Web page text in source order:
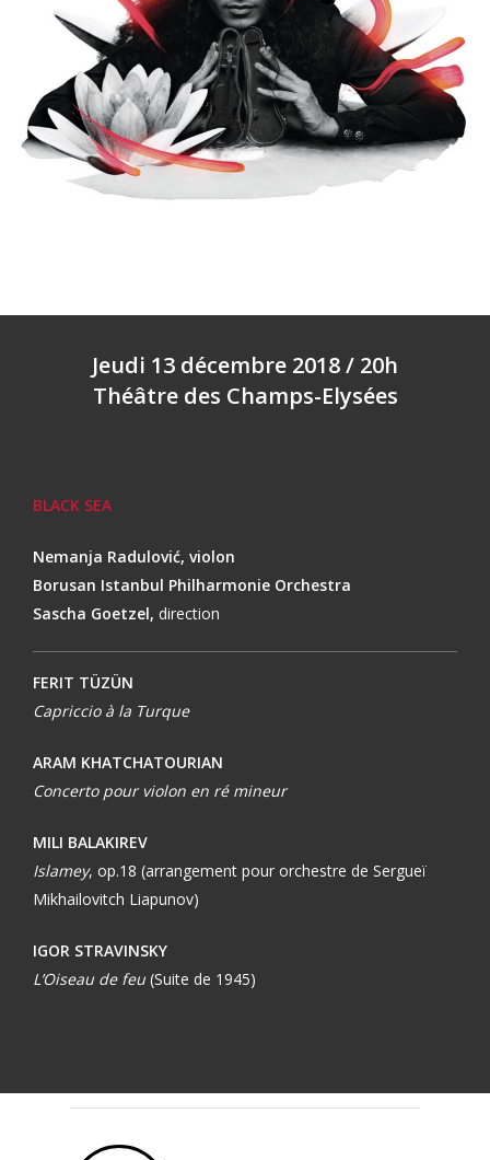
Jeudi 13 décembre 2018 / 20h
Théâtre des Champs-Elysées
BLACK SEA
Nemanja Radulović, violon
Borusan Istanbul Philharmonie Orchestra
Sascha Goetzel,direction
FERIT TÜZÜN
Capriccio à la Turque
ARAM KHATCHATOURIAN
Concerto pour violon en ré mineur
MILI BALAKIREV
Islamey, op.18 (arrangement pour orchestre de Sergueï
Mikhailovitch Liapunov)
IGOR STRAVINSKY
L’Oiseau de feu (Suite de 1945)